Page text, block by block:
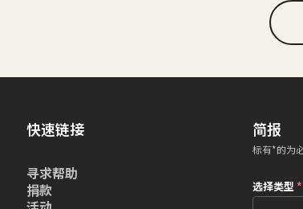
快速链接
寻求帮助
捐款
简报
标有*的为
选择类型 *